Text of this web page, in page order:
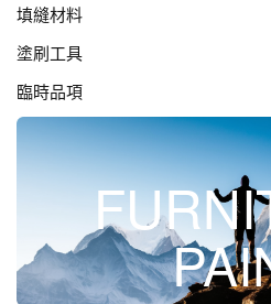
填縫材料
塗刷工具
臨時品項